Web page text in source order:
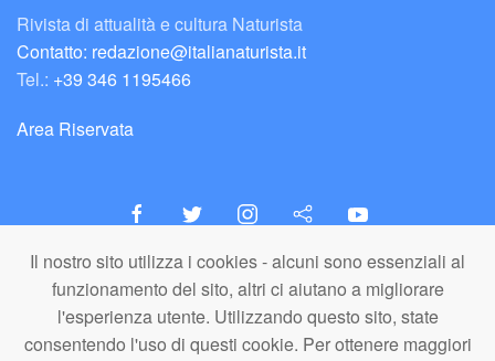
Il nostro sito utilizza i cookies - alcuni sono essenziali al
funzionamento del sito, altri ci aiutano a migliorare
l'esperienza utente. Utilizzando questo sito, state
consentendo l'uso di questi cookie. Per ottenere maggiori
Rivista di attualità e cultura Naturista
Contatto: redazione@italianaturista.it
Tel.: +39 346 1195466
Area Riservata
italiaNATURISTA
Editore e Redazione
A.N.ITA. Associazione Naturista Italiana (APS)
C.F. 80203710159